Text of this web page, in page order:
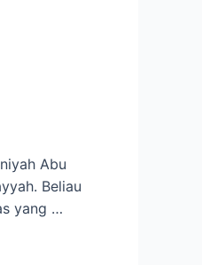
Abu
Beliau
yang …